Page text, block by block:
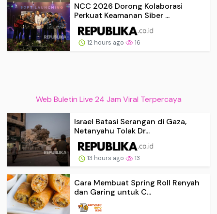
NCC 2026 Dorong Kolaborasi
Perkuat Keamanan Siber ...
12 hours ago 16
Web Buletin Live 24 Jam Viral Terpercaya
Israel Batasi Serangan di Gaza,
Netanyahu Tolak Dr...
13 hours ago 13
Cara Membuat Spring Roll Renyah
dan Garing untuk C...